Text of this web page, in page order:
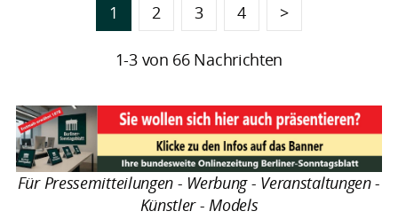
1 2 3 4 >
1-3 von 66 Nachrichten
Für Pressemitteilungen - Werbung - Veranstaltungen -
Künstler - Models